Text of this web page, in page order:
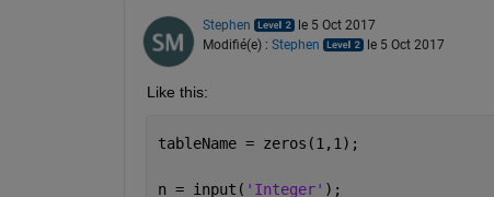
Stephen
le 5 Oct 2017
Modifié(e) : Stephen le 5 Oct 2017
Like this:
tableName = zeros(1,1);
n = input( 'Integer' );